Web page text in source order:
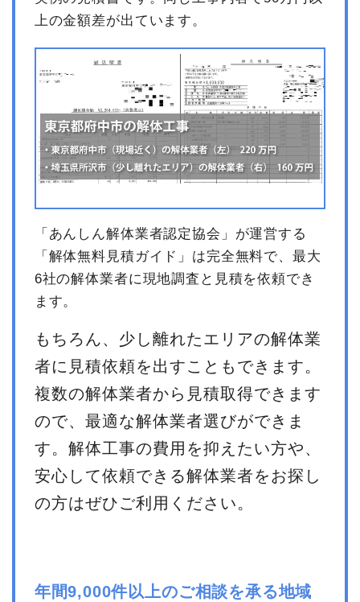
上の金額差が出ています。
「あんしん解体業者認定協会」が運営する
「解体無料見積ガイド」は完全無料で、最大
6社の解体業者に現地調査と見積を依頼でき
ます。
もちろん、少し離れたエリアの解体業
者に見積依頼を出すこともできます。
複数の解体業者から見積取得できます
ので、最適な解体業者選びができま
す。解体工事の費用を抑えたい方や、
安心して依頼できる解体業者をお探し
の方はぜひご利用ください。
年間9,000件以上のご相談を承る地域